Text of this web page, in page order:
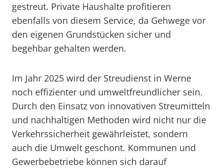
gestreut. Private Haushalte profitieren
ebenfalls von diesem Service, da Gehwege vor
den eigenen Grundstücken sicher und
begehbar gehalten werden.
Im Jahr 2025 wird der Streudienst in Werne
noch effizienter und umweltfreundlicher sein.
Durch den Einsatz von innovativen Streumitteln
und nachhaltigen Methoden wird nicht nur die
Verkehrssicherheit gewährleistet, sondern
auch die Umwelt geschont. Kommunen und
Gewerbebetriebe können sich darauf